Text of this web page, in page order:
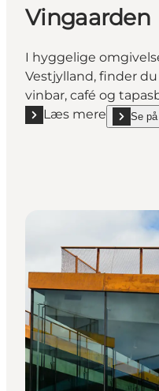
Vingaarden
I hyggelige
Vestjylland, finder
vinbar, café og
Læs mere
Læs mere Se
show